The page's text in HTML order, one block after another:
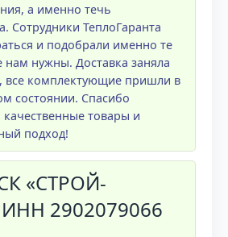
а именно течь
Сотрудники ТеплоГаранта
и подобрали именно те
нам нужны. Доставка заняла
все комплектующие пришли в
состоянии. Спасибо
качественные товары и
подход!
«СТРОЙ-
2902079066